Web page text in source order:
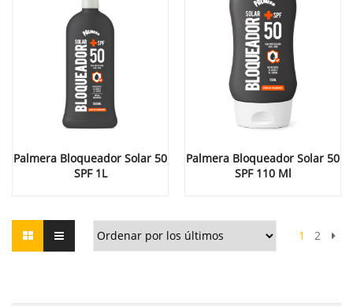
Palmera Bloqueador Solar 50
SPF 1L
Palmera Bloqueador Solar 50
SPF 110 Ml
1 2